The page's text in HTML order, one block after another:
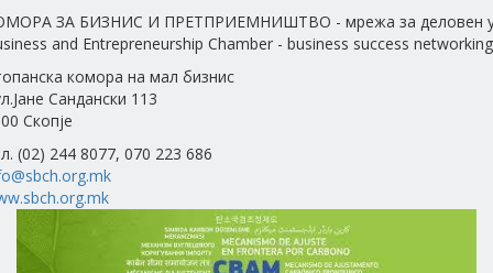
ЗА БИЗНИС И ПРЕТПРИЕМНИШТВО - мрежа за деловен
and Entrepreneurship Chamber - business success networking
комора на мал бизнис
Сандански 113
Скопје
(02) 244 8077, 070 223 686